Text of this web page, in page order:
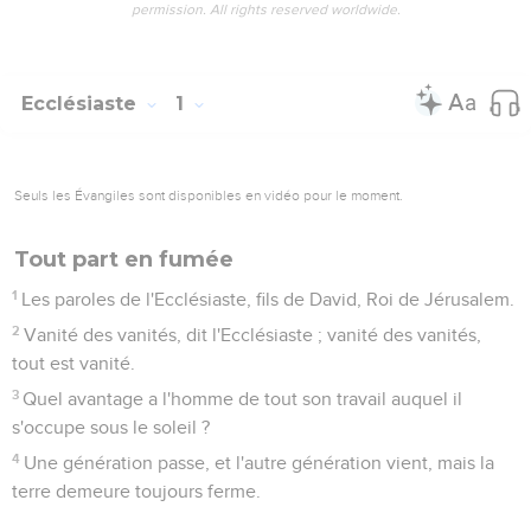
permission. All rights reserved worldwide.
Ecclésiaste 1
Seuls les Évangiles sont disponibles en vidéo pour le moment.
Tout part en fumée
1 Les paroles de l'Ecclésiaste, fils de David, Roi de Jérusalem.
2 Vanité des vanités, dit l'Ecclésiaste ; vanité des vanités,
tout est vanité.
3 Quel avantage a l'homme de tout son travail auquel il
s'occupe sous le soleil ?
4 Une génération passe, et l'autre génération vient, mais la
terre demeure toujours ferme.